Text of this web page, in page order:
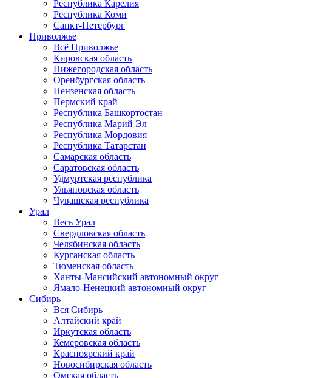
Республика Карелия
Республика Коми
Санкт-Петербург
Приволжье
Всё Приволжье
Кировская область
Нижегородская область
Оренбургская область
Пензенская область
Пермский край
Республика Башкортостан
Республика Марий Эл
Республика Мордовия
Республика Татарстан
Самарская область
Саратовская область
Удмуртская республика
Ульяновская область
Чувашская республика
Урал
Весь Урал
Свердловская область
Челябинская область
Курганская область
Тюменская область
Ханты-Мансийский автономный округ
Ямало-Ненецкий автономный округ
Сибирь
Вся Сибирь
Алтайский край
Иркутская область
Кемеровская область
Красноярский край
Новосибирская область
Омская область